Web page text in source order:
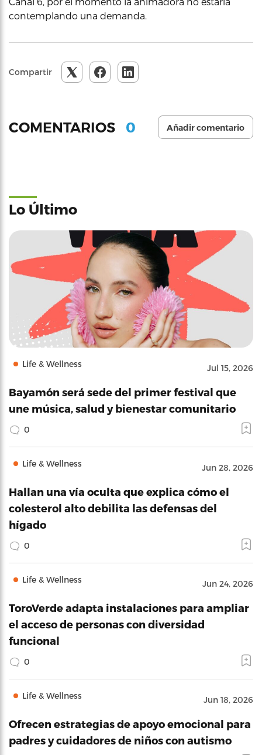
contemplando una demanda.
Compartir
COMENTARIOS 0 Añadir comentario
Lo Último
Life & Wellness Jul 15, 2026
Bayamón será sede del primer festival que
une música, salud y bienestar comunitario
0
Life & Wellness Jun 28, 2026
Hallan una vía oculta que explica cómo el
colesterol alto debilita las defensas del
hígado
0
Life & Wellness Jun 24, 2026
ToroVerde adapta instalaciones para ampliar
el acceso de personas con diversidad
funcional
0
Life & Wellness Jun 18, 2026
Ofrecen estrategias de apoyo emocional para
padres y cuidadores de niños con autismo